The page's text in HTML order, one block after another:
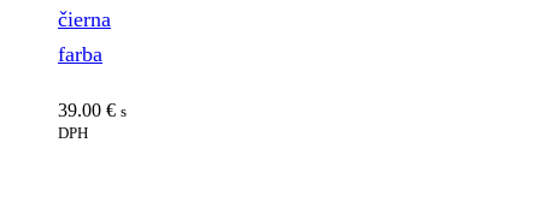
čierna
farba
39.00 € s
DPH